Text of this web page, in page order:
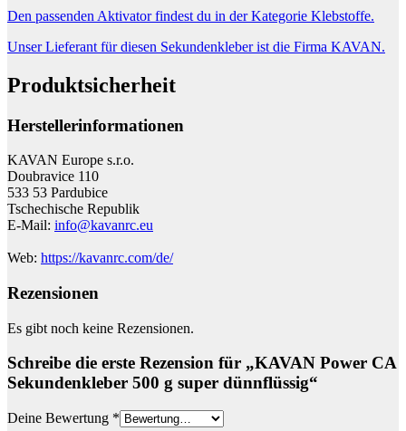
Den passenden Aktivator findest du in der Kategorie Klebstoffe.
Unser Lieferant für diesen Sekundenkleber ist die Firma KAVAN.
Produktsicherheit
Herstellerinformationen
KAVAN Europe s.r.o.
Doubravice 110
533 53 Pardubice
Tschechische Republik
E-Mail: info@kavanrc.eu
Web: https://kavanrc.com/de/
Rezensionen
Es gibt noch keine Rezensionen.
Schreibe die erste Rezension für „KAVAN Power CA
Sekundenkleber 500 g super dünnflüssig“
Deine Bewertung *